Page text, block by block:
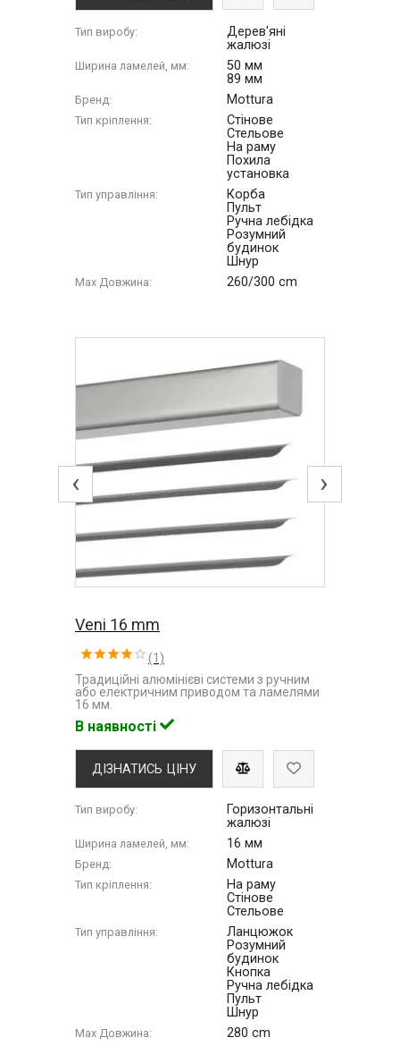
Тип виробу:
Дерев'яні
жалюзі
Ширина ламелей, мм:
50 мм
89 мм
Бренд: Mottura
Тип кріплення:
Стінове
Стельове
На раму
Похила
установка
Тип управління:
Корба
Пульт
Ручна лебідка
Розумний
будинок
Шнур
Max Довжина: 260/300 cm
‹ ›
Veni 16 mm
(1)
Традиційні алюмінієві системи з ручним
або електричним приводом та ламелями
16 мм.
В наявності
ДІЗНАТИСЬ ЦІНУ
Тип виробу:
Горизонтальні
жалюзі
Ширина ламелей, мм: 16 мм
Бренд: Mottura
Тип кріплення:
На раму
Стінове
Стельове
Тип управління:
Ланцюжок
Розумний
будинок
Кнопка
Ручна лебідка
Пульт
Шнур
Max Довжина: 280 cm